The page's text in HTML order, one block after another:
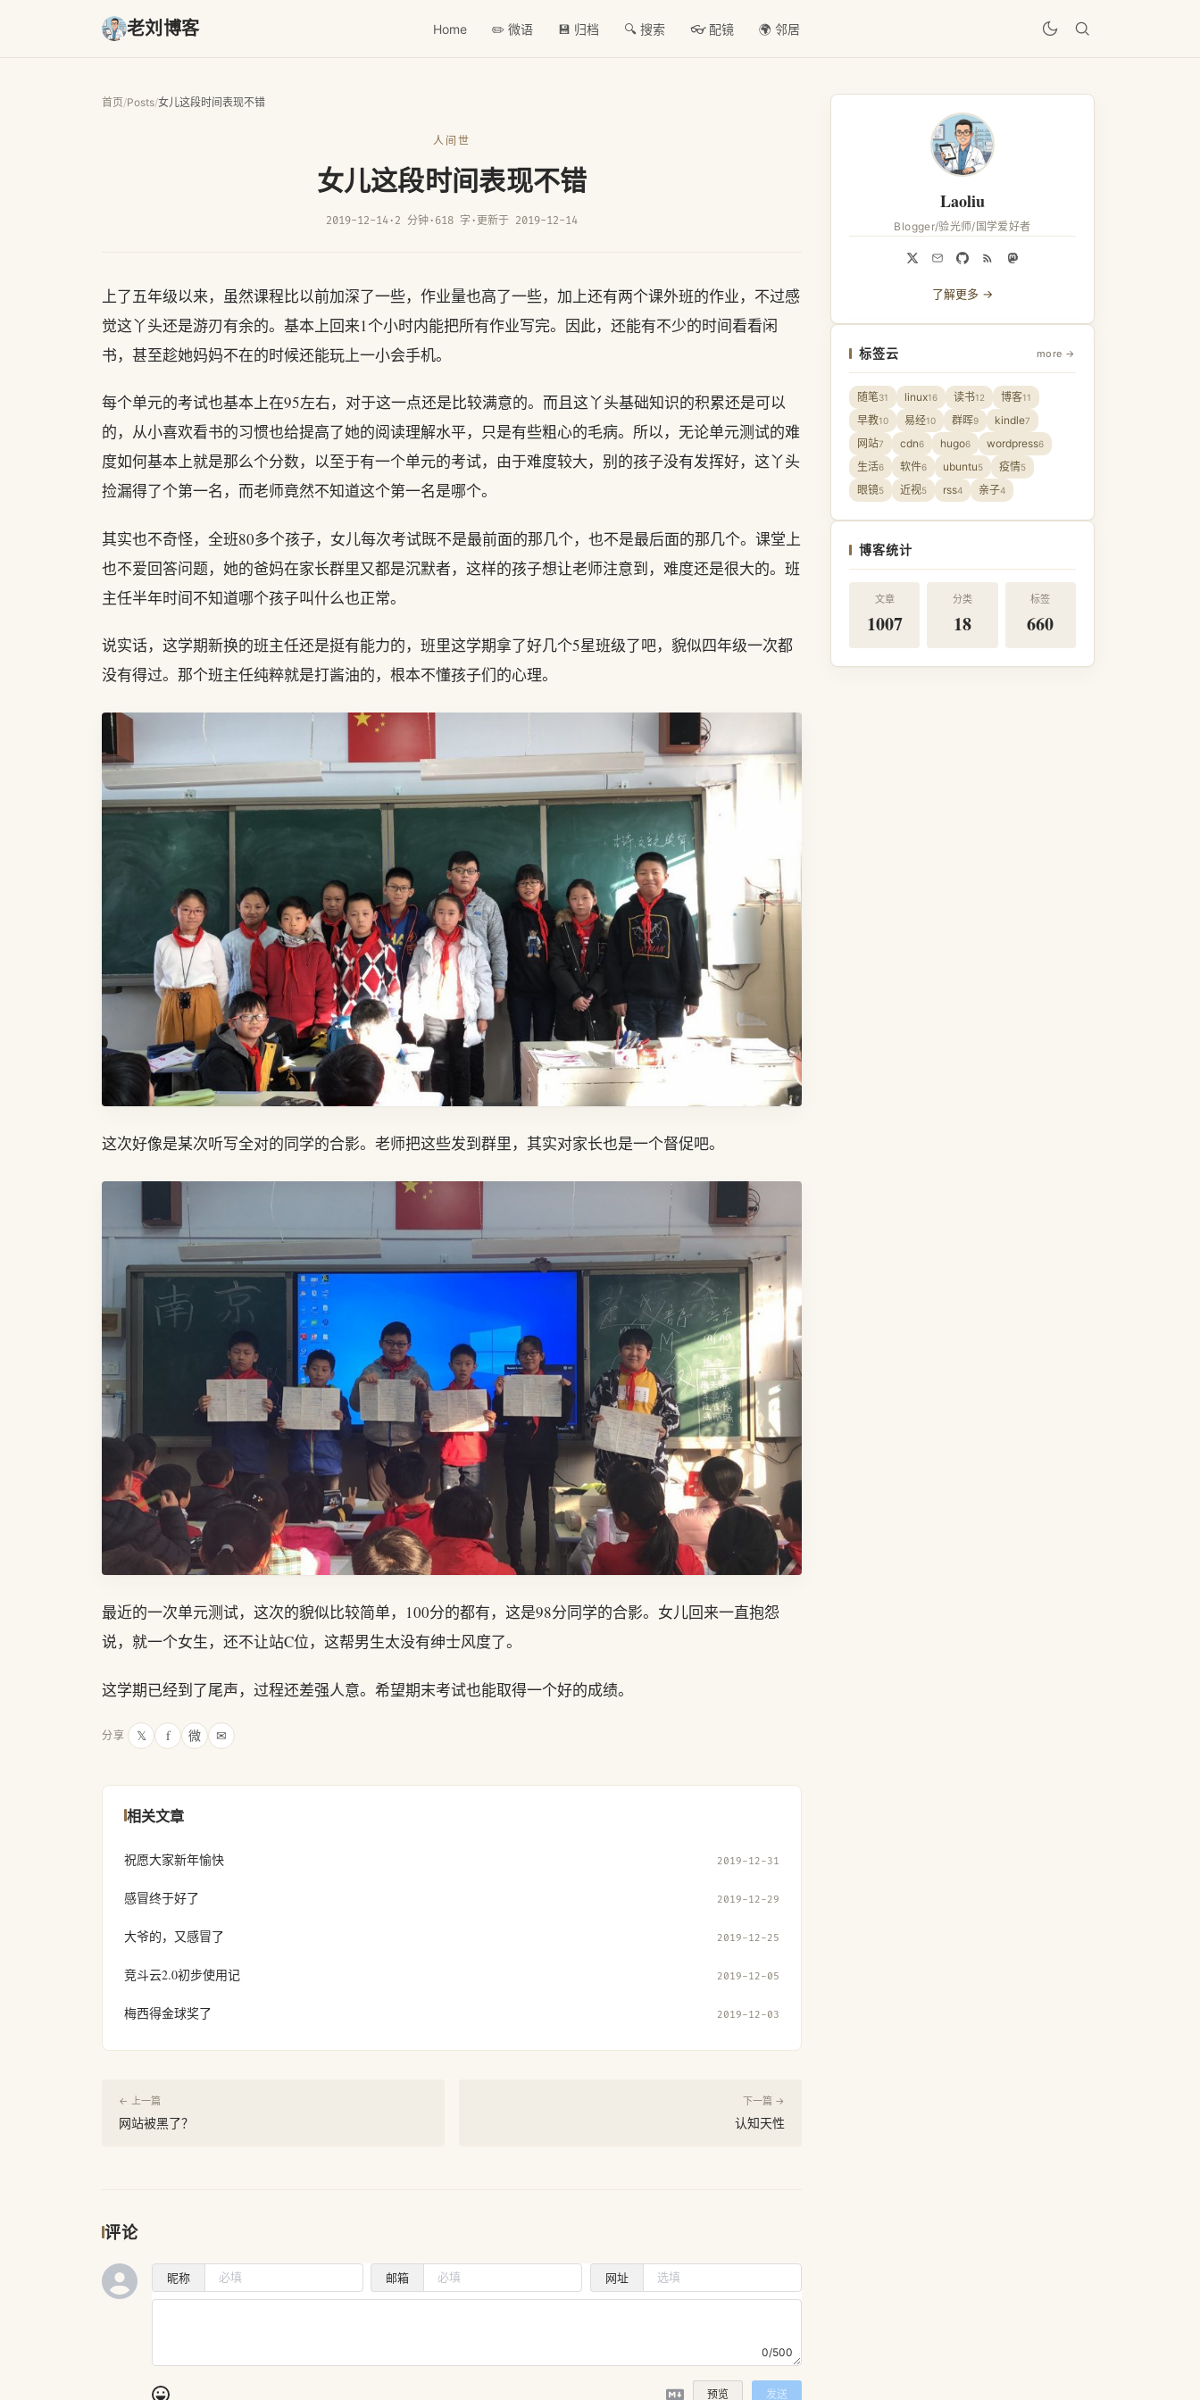
老刘博客 Home ✏️ 微语 💾 归档 🔍 搜索 👓 配镜 🌍 邻居
首页/Posts/女儿这段时间表现不错
人间世
女儿这段时间表现不错
2019-12-14· 2 分钟· 618 字 · 更新于 2019-12-14
上了五年级以来，虽然课程比以前加深了一些，作业量也高了一些，加上还有两个课外班的作业，不过感
觉这丫头还是游刃有余的。基本上回来1个小时内能把所有作业写完。因此，还能有不少的时间看看闲
书，甚至趁她妈妈不在的时候还能玩上一小会手机。
每个单元的考试也基本上在95左右，对于这一点还是比较满意的。而且这丫头基础知识的积累还是可以
的，从小喜欢看书的习惯也给提高了她的阅读理解水平，只是有些粗心的毛病。所以，无论单元测试的难
度如何基本上就是那么个分数，以至于有一个单元的考试，由于难度较大，别的孩子没有发挥好，这丫头
捡漏得了个第一名，而老师竟然不知道这个第一名是哪个。
其实也不奇怪，全班80多个孩子，女儿每次考试既不是最前面的那几个，也不是最后面的那几个。课堂上
也不爱回答问题，她的爸妈在家长群里又都是沉默者，这样的孩子想让老师注意到，难度还是很大的。班
主任半年时间不知道哪个孩子叫什么也正常。
说实话，这学期新换的班主任还是挺有能力的，班里这学期拿了好几个5星班级了吧，貌似四年级一次都
没有得过。那个班主任纯粹就是打酱油的，根本不懂孩子们的心理。
这次好像是某次听写全对的同学的合影。老师把这些发到群里，其实对家长也是一个督促吧。
最近的一次单元测试，这次的貌似比较简单，100分的都有，这是98分同学的合影。女儿回来一直抱怨
说，就一个女生，还不让站C位，这帮男生太没有绅士风度了。
这学期已经到了尾声，过程还差强人意。希望期末考试也能取得一个好的成绩。
分享 𝕏 f 微 ✉
相关文章
祝愿大家新年愉快 2019-12-31
感冒终于好了 2019-12-29
大爷的，又感冒了 2019-12-25
竞斗云2.0初步使用记 2019-12-05
梅西得金球奖了 2019-12-03
← 上一篇
网站被黑了？
下一篇 →
认知天性
评论
昵称 邮箱 网址
0/500
预览 发送
Laoliu
Blogger/验光师/国学爱好者
了解更多 →
标签云 more →
随笔31 linux16 读书12 博客11
早教10 易经10 群晖9 kindle7
网站7 cdn6 hugo6 wordpress6
生活6 软件6 ubuntu5 疫情5
眼镜5 近视5 rss4 亲子4
博客统计
文章
1007
分类
18
标签
660